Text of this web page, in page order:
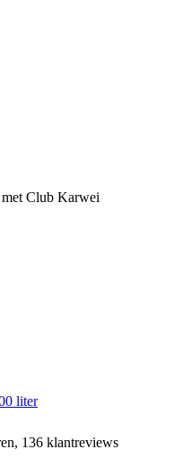
Club Karwei
liter
136 klantreviews